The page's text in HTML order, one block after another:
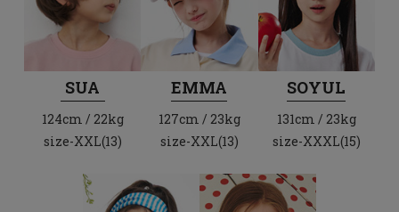
SUA
124cm / 22kg
size-XXL(13)
EMMA
127cm / 23kg
size-XXL(13)
SOYUL
131cm / 23kg
size-XXXL(15)